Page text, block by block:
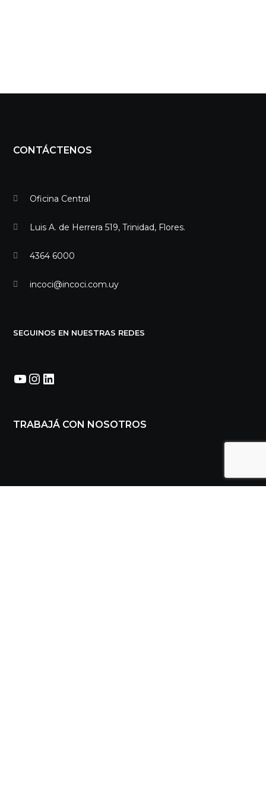
CONTÁCTENOS
Oficina Central
Luis A. de Herrera 519, Trinidad, Flores.
4364 6000
incoci@incoci.com.uy
SEGUINOS EN NUESTRAS REDES
YouTube
Instagram
LinkedIn
TRABAJÁ CON NOSOTROS